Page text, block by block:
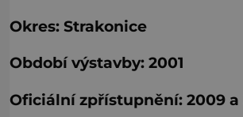
Okres: Strakonice
Období výstavby: 2001
Oficiální zpřístupnění: 2009 a